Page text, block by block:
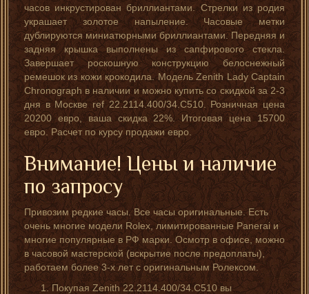
часов инкрустирован бриллиантами. Стрелки из родия
украшает золотое напыление. Часовые метки
дублируются миниатюрными бриллиантами. Передняя и
задняя крышка выполнены из сапфирового стекла.
Завершает роскошную конструкцию белоснежный
ремешок из кожи крокодила. Модель Zenith Lady Captain
Chronograph в наличии и можно купить со скидкой за 2-3
дня в Москве ref 22.2114.400/34.C510. Розничная цена
20200 евро, ваша скидка 22%. Итоговая цена 15700
евро. Расчет по курсу продажи евро.
Внимание! Цены и наличие
по запросу
Привозим редкие часы. Все часы оригинальные. Есть
очень многие модели Rolex, лимитированные Panerai и
многие популярные в РФ марки. Осмотр в офисе, можно
в часовой мастерской (вскрытие после предоплаты),
работаем более 3-х лет с оригинальным Ролексом.
Покупая Zenith 22.2114.400/34.C510 вы